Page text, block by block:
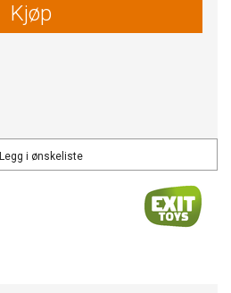
Kjøp
Legg i ønskeliste